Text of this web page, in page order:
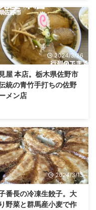
2024/3/26
屋 本店。栃木県佐野市
統の青竹手打ちの佐野
メン店
2024/3/13
番長の冷凍生餃子。大
野菜と群馬産小麦で作